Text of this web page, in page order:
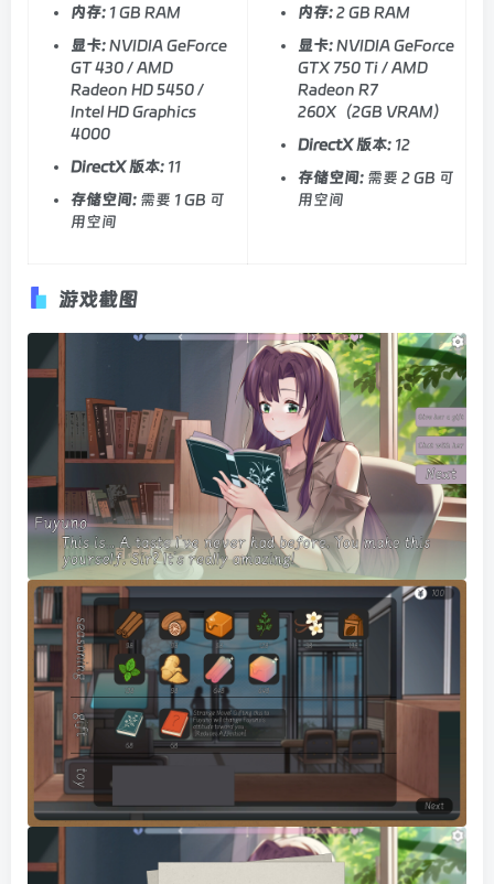
内存: 1 GB RAM
显卡:NVIDIA GeForce
GT 430 / AMD
Radeon HD 5450 /
Intel HD Graphics
4000
DirectX 版本: 11
存储空间: 需要 1 GB 可
用空间
内存:2 GB RAM
显卡:NVIDIA GeForce
GTX 750 Ti / AMD
Radeon R7
260X（2GB VRAM）
DirectX 版本: 12
存储空间: 需要 2 GB 可
用空间
游戏截图